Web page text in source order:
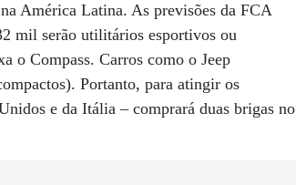
América Latina. As previsões da FCA
mil serão utilitários esportivos ou
o Compass. Carros como o Jeep
Portanto, para atingir os
e da Itália – comprará duas brigas no